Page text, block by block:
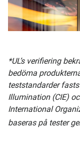
*UL’s verifiering
bedöma
teststandarder
Illumination (CIE)
International
baseras på tester